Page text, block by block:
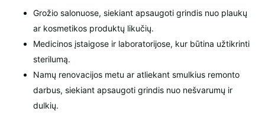
Grožio salonuose, siekiant apsaugoti grindis nuo plaukų
ar kosmetikos produktų likučių.
Medicinos įstaigose ir laboratorijose, kur būtina užtikrinti
sterilumą.
Namų renovacijos metu ar atliekant smulkius remonto
darbus, siekiant apsaugoti grindis nuo nešvarumų ir
dulkių.